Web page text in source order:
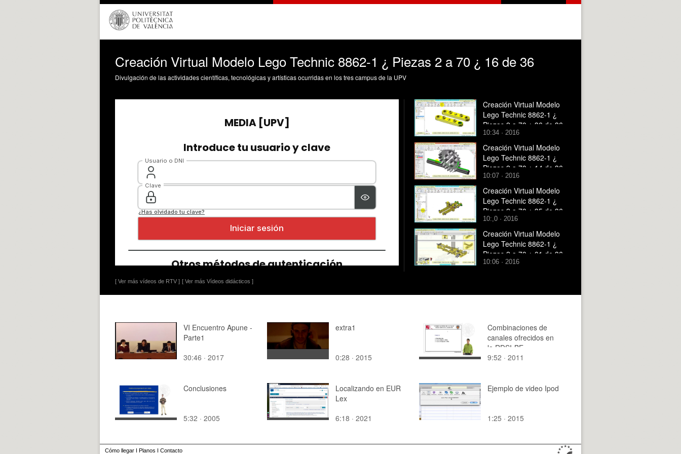
Creación Virtual Modelo Lego Technic 8862-1 ¿ Piezas 2 a 70 ¿ 16 de 36
Divulgación de las actividades científicas, tecnológicas y artísticas ocurridas en los tres campus de la UPV
[ Ver más vídeos de RTV ] [ Ver más Vídeos didácticos ]
Creación Virtual Modelo
Lego Technic 8862-1 ¿
Piezas 2 a 70 ¿ 36 de 36
10:34 · 2016
Creación Virtual Modelo
Lego Technic 8862-1 ¿
Piezas 2 a 70 ¿ 14 de 36
10:07 · 2016
Creación Virtual Modelo
Lego Technic 8862-1 ¿
Piezas 2 a 70 ¿ 35 de 36
10:,0 · 2016
Creación Virtual Modelo
Lego Technic 8862-1 ¿
Piezas 2 a 70 ¿ 01 de 36
10:06 · 2016
VI Encuentro Apune -
Parte1
30:46 · 2017
extra1
0:28 · 2015
Combinaciones de
canales ofrecidos en
la RDSI-BE
9:52 · 2011
Conclusiones
5:32 · 2005
Localizando en EUR
Lex
6:18 · 2021
Ejemplo de video Ipod
1:25 · 2015
Cómo llegar I Planos I Contacto